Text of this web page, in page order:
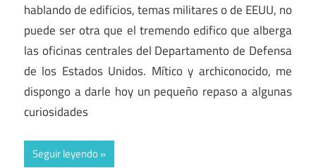
hablando de edificios, temas militares o de EEUU, no
puede ser otra que el tremendo edifico que alberga
las oficinas centrales del Departamento de Defensa
de los Estados Unidos. Mítico y archiconocido, me
dispongo a darle hoy un pequeño repaso a algunas
curiosidades
Seguir leyendo